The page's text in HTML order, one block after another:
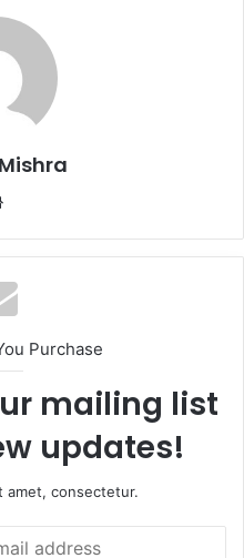
Website
Purchase
mailing list
updates!
amet, consectetur.